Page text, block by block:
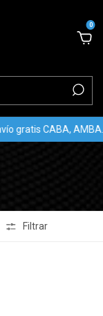
0
gratis CABA,
Filtrar